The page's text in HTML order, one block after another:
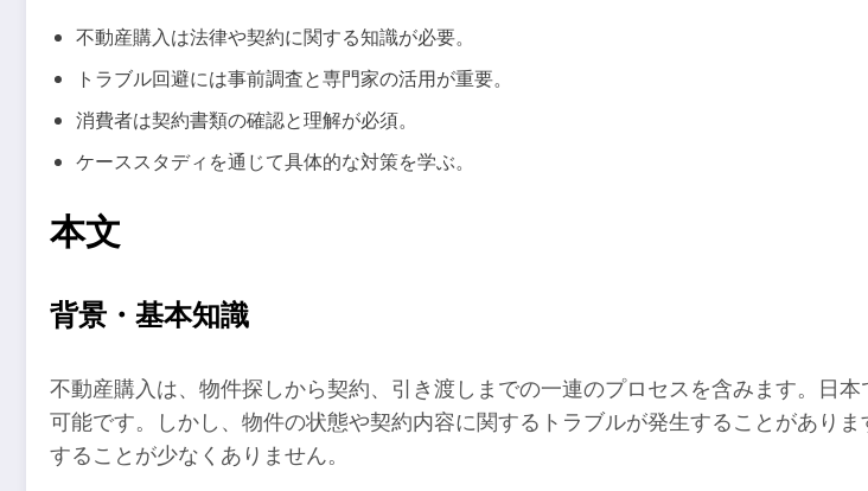
不動産購入は法律や契約に関する知識が必要。
トラブル回避には事前調査と専門家の活用が重要。
消費者は契約書類の確認と理解が必須。
ケーススタディを通じて具体的な対策を学ぶ。
本文
背景・基本知識
不動産購入は、物件探しから契約、引き渡しまでの一連のプロセスを含みます。日
可能です。しかし、物件の状態や契約内容に関するトラブルが発生することがあり
することが少なくありません。